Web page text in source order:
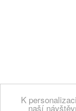
K
naší